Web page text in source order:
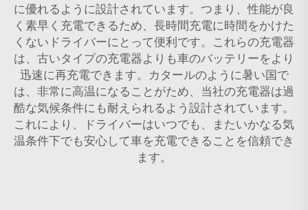
に優れるように設計されています。つまり、性能が良
く素早く充電できるため、長時間充電に時間をかけた
くないドライバーにとって便利です。これらの充電器
は、古いタイプの充電器よりも車のバッテリーをより
迅速に再充電できます。カタールのように暑い国で
は、非常に高温になることがため、当社の充電器は過
酷な気候条件にも耐えられるよう設計されています。
これにより、ドライバーはいつでも、またいかなる気
温条件下でも安心して車を充電できることを信頼でき
ます。